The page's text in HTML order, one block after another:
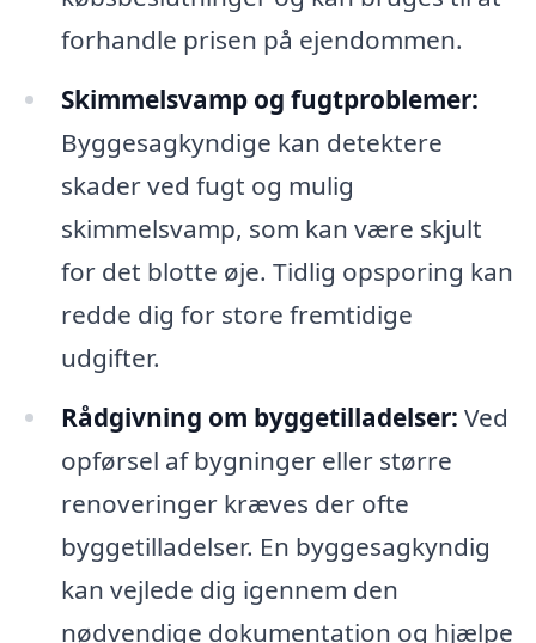
forhandle prisen på ejendommen.
Skimmelsvamp og fugtproblemer:
Byggesagkyndige kan detektere
skader ved fugt og mulig
skimmelsvamp, som kan være skjult
for det blotte øje. Tidlig opsporing kan
redde dig for store fremtidige
udgifter.
Rådgivning om byggetilladelser: Ved
opførsel af bygninger eller større
renoveringer kræves der ofte
byggetilladelser. En byggesagkyndig
kan vejlede dig igennem den
nødvendige dokumentation og hjælpe